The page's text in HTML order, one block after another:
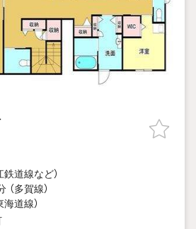
鉄道線など）
（多賀線）
海道線）